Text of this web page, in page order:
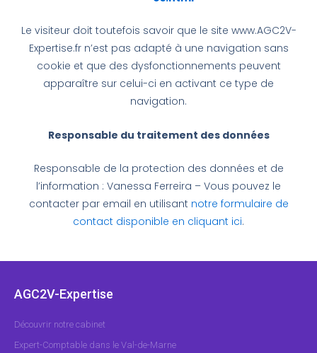
Le visiteur doit toutefois savoir que le site www.AGC2V-
Expertise.fr n’est pas adapté à une navigation sans
cookie et que des dysfonctionnements peuvent
apparaître sur celui-ci en activant ce type de
navigation.
Responsable du traitement des données
Responsable de la protection des données et de
l’information : Vanessa Ferreira – Vous pouvez le
contacter par email en utilisant notre formulaire de
contact disponible en cliquant ici.
AGC2V-Expertise
Découvrir notre cabinet
Expert-Comptable dans le Val-de-Marne